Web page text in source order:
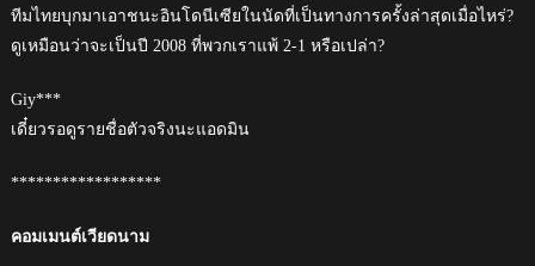
ทีมไทยบุกมาเอาชนะอินโดนีเซียในนัดที่เป็นทางการครั้งล่าสุดเมื่อไหร่?
ดูเหมือนว่าจะเป็นปี 2008 ที่พวกเราแพ้ 2-1 หรือเปล่า?
Giy***
เดี๋ยวรอดูรายชื่อตัวจริงนะแอดมิน
******************
คอมเมนต์เวียดนาม